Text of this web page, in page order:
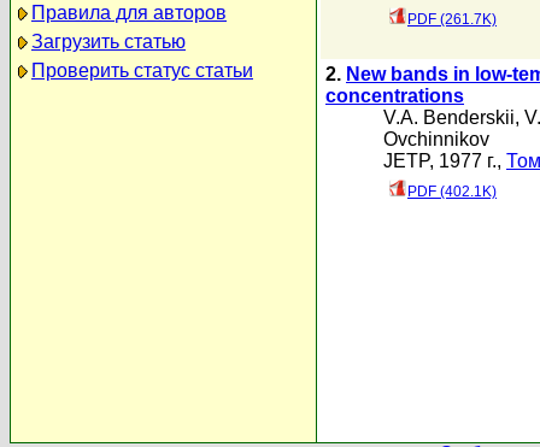
Правила для авторов
Загрузить статью
Проверить статус статьи
PDF (261.7K)
2. New bands in low-
concentrations
V.A. Benderskii,
Ovchinnikov
JETP, 1977 г.,
PDF (402.1K)